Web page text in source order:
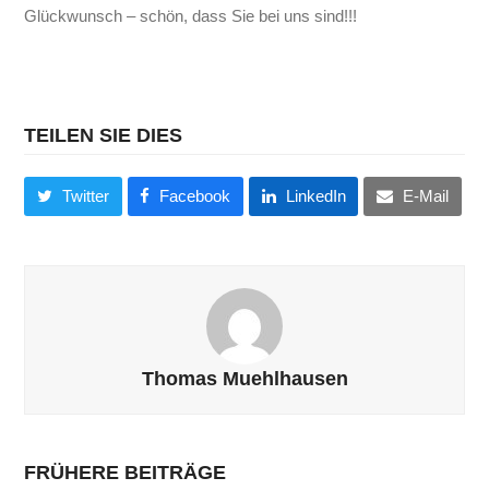
Glückwunsch – schön, dass Sie bei uns sind!!!
TEILEN SIE DIES
Twitter Facebook LinkedIn E-Mail
Thomas Muehlhausen
FRÜHERE BEITRÄGE